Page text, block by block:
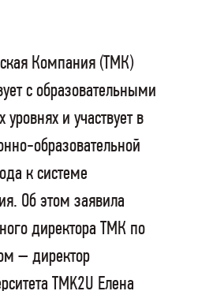
Компания (ТМК)
с образовательными
и участвует в
образовательной
к системе
Об этом заявила
директора ТМК по
– директор
TMK2U Елена